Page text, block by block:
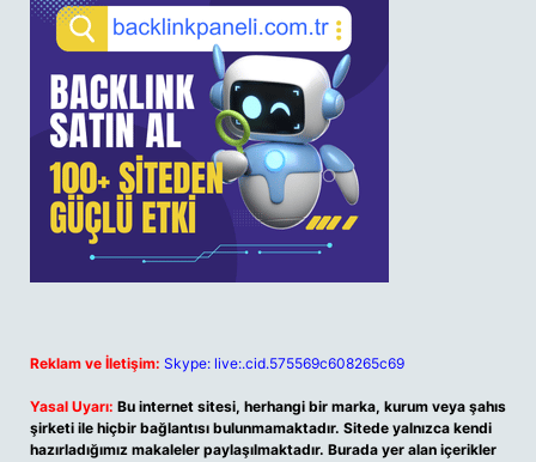
Reklam ve İletişim: Skype: live:.cid.575569c608265c69
Yasal Uyarı: Bu internet sitesi, herhangi bir marka, kurum veya şahıs
şirketi ile hiçbir bağlantısı bulunmamaktadır. Sitede yalnızca kendi
hazırladığımız makaleler paylaşılmaktadır. Burada yer alan içerikler